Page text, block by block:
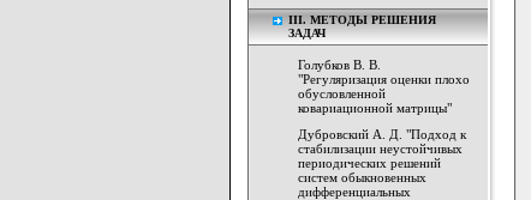
III. МЕТОДЫ РЕШЕНИЯ
ЗАДАЧ
Голубков В. В.
"Регуляризация оценки плохо
обусловленной
ковариационной матрицы"
Дубровский А. Д. "Подход к
стабилизации неустойчивых
периодических решений
систем обыкновенных
дифференциальных